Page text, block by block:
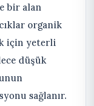
bir alan
organik
için yeterli
düşük
sağlanır.